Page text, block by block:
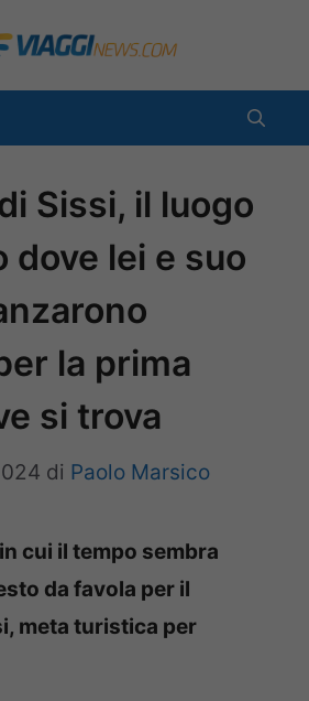
Sissi, il luogo
dove lei e suo
la prima
si trova
di Paolo Marsico
cui il tempo sembra
da favola per il
meta turistica per